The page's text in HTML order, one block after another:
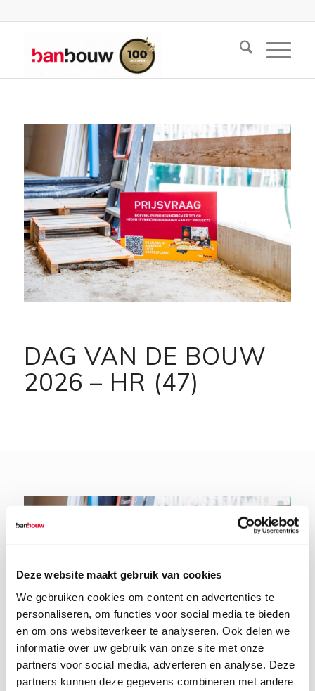
Deze website maakt gebruik van cookies
We gebruiken cookies om content en advertenties te
personaliseren, om functies voor social media te bieden
en om ons websiteverkeer te analyseren. Ook delen we
informatie over uw gebruik van onze site met onze
partners voor social media, adverteren en analyse. Deze
partners kunnen deze gegevens combineren met andere
DAG VAN DE BOUW
2026 – HR (47)